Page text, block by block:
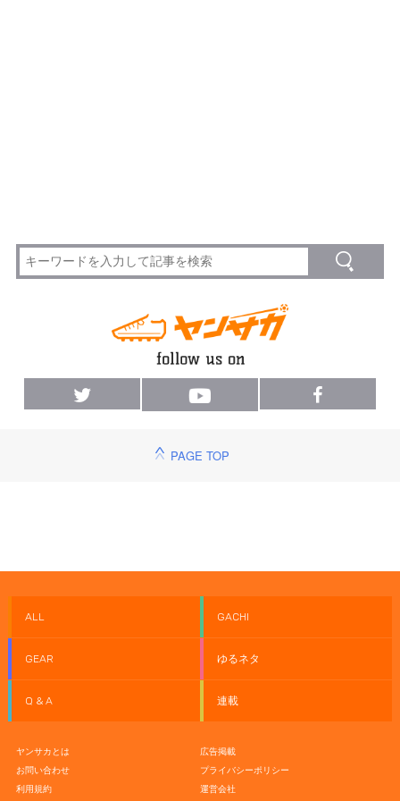
PAGE TOP
ALL GACHI
GEAR ゆるネタ
Q & A 連載
ヤンサカとは
広告掲載
お問い合わせ
プライバシーポリシー
利用規約
運営会社